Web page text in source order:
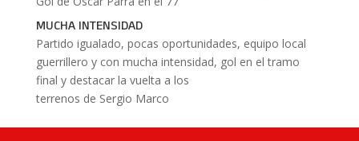
MUCHA INTENSIDAD
Partido igualado, pocas oportunidades, equipo local
guerrillero y con mucha intensidad, gol en el tramo
final y destacar la vuelta a los
terrenos de Sergio Marco